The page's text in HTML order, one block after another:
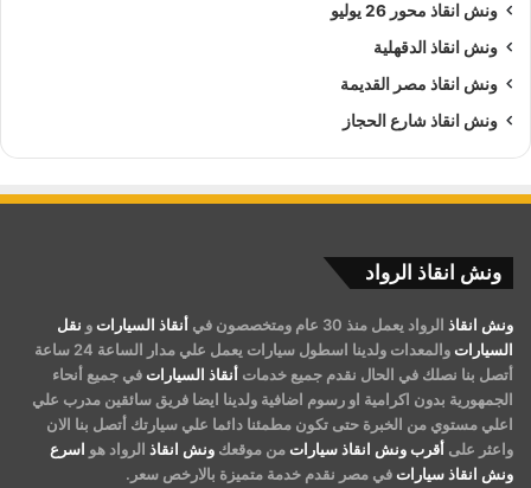
ونش انقاذ محور 26 يوليو
ونش انقاذ الدقهلية
ونش انقاذ مصر القديمة
ونش انقاذ شارع الحجاز
ونش انقاذ الرواد
ونش انقاذ الرواد يعمل منذ 30 عام ومتخصصون في أنقاذ السيارات و نقل
السيارات
والمعدات ولدينا اسطول سيارات يعمل علي مدار الساعة 24 ساعة
أتصل بنا نصلك في الحال نقدم جميع خدمات أنقاذ السيارات في جميع أنحاء
الجمهورية بدون اكرامية او رسوم اضافية ولدينا ايضا فريق سائقين مدرب علي
اعلي مستوي من الخبرة حتى تكون مطمئنا دائما علي سيارتك أتصل بنا الان
واعثر على أقرب ونش انقاذ سيارات من موقعك ونش انقاذ الرواد هو اسرع
ونش انقاذ سيارات في مصر نقدم خدمة متميزة بالارخص سعر.